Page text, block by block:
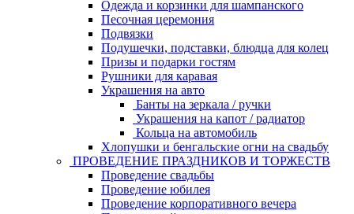
Одежда и корзинки для шампанского
Песочная церемония
Подвязки
Подушечки, подставки, блюдца для колец
Призы и подарки гостям
Рушники для каравая
Украшения на авто
Банты на зеркала / ручки
Украшения на капот / радиатор
Кольца на автомобиль
Хлопушки и бенгальские огни на свадьбу
ПРОВЕДЕНИЕ ПРАЗДНИКОВ И ТОРЖЕСТВ
Проведение свадьбы
Проведение юбилея
Проведение корпоративного вечера